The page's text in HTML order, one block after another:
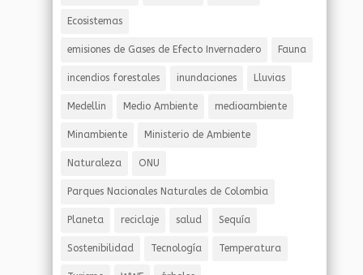
Ecosistemas
emisiones de Gases de Efecto Invernadero Fauna
incendios forestales inundaciones Lluvias
Medellin Medio Ambiente medioambiente
Minambiente Ministerio de Ambiente
Naturaleza ONU
Parques Nacionales Naturales de Colombia
Planeta reciclaje salud Sequía
Sostenibilidad Tecnología Temperatura